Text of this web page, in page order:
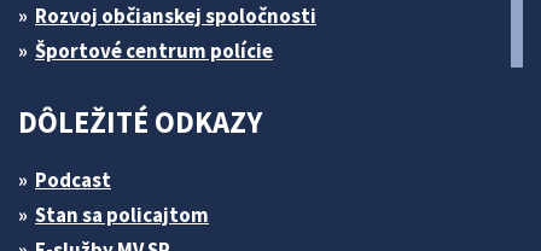
Rozvoj občianskej spoločnosti
Športové centrum polície
DÔLEŽITÉ ODKAZY
Podcast
Stan sa policajtom